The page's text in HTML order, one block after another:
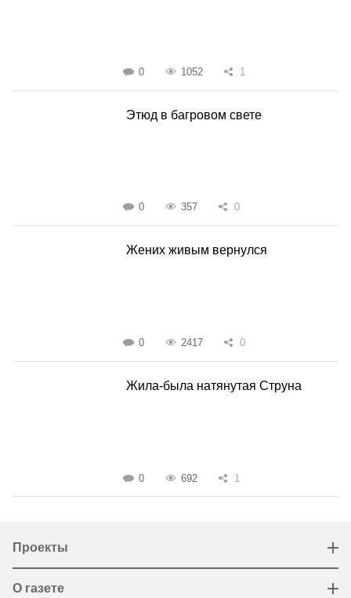
0 1052 1
Этюд в багровом свете
0 357 0
Жених живым вернулся
0 2417 0
Жила-была натянутая Струна
0 692 1
Проекты
О газете